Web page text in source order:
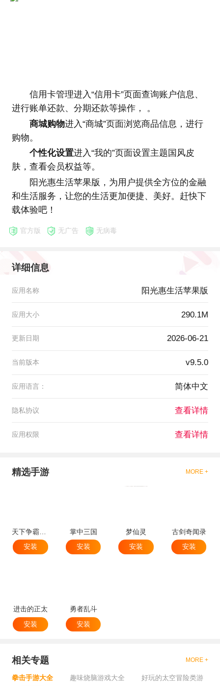
信用卡管理进入“信用卡”页面查询账户信息、
进行账单还款、分期还款等操作， 。
商城购物进入“商城”页面浏览商品信息，进行
购物。
个性化设置进入“我的”页面设置主题国风皮
肤，查看会员权益等。
阳光惠生活苹果版，为用户提供全方位的金融
和生活服务，让您的生活更加便捷、美好。赶快下
载体验吧！
官方版 无广告 无病毒
详细信息
应用名称 阳光惠生活苹果版
应用大小 290.1M
更新日期 2026-06-21
当前版本 v9.5.0
应用语言： 简体中文
隐私协议 查看详情
应用权限 查看详情
精选手游 MORE +
天下争霸三国志
安装
掌中三国
安装
梦仙灵
安装
古剑奇闻录
安装
进击的正太
安装
勇者乱斗
安装
相关专题 MORE +
拳击手游大全 趣味烧脑游戏大全 好玩的太空冒险类游